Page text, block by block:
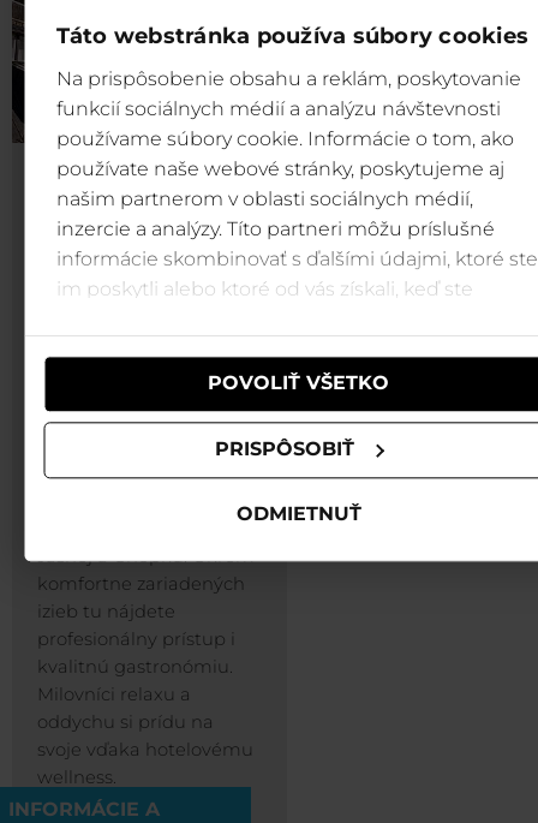
Táto webstránka používa súbory cookies
Na prispôsobenie obsahu a reklám, poskytovanie
funkcií sociálnych médií a analýzu návštevnosti
používame súbory cookie. Informácie o tom, ako
používate naše webové stránky, poskytujeme aj
našim partnerom v oblasti sociálnych médií,
inzercie a analýzy. Títo partneri môžu príslušné
informácie skombinovať s ďalšími údajmi, ktoré ste
im poskytli alebo ktoré od vás získali, keď ste
POVOLIŤ VŠETKO
PRISPÔSOBIŤ
ODMIETNUŤ
HOTEL OSTREDOK
***
🚠 Lanovky a vodné
Bešeňová v cene pobytu
Od zimy 2024 sa tento
hotel stal súčasťou
Vďaka svojej polohe
Jasnej a Chopku. Okrem
komfortne zariadených
izieb tu nájdete
profesionálny prístup i
kvalitnú gastronómiu.
Milovníci relaxu a
oddychu si prídu na
svoje vďaka hotelovému
wellness.
INFORMÁCIE A